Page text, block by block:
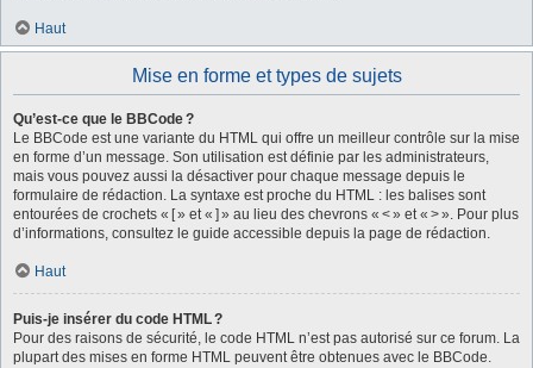
Haut
Mise en forme et types de sujets
Qu’est-ce que le BBCode ?
Le BBCode est une variante du HTML qui offre un meilleur contrôle sur la mise
en forme d’un message. Son utilisation est définie par les administrateurs,
mais vous pouvez aussi la désactiver pour chaque message depuis le
formulaire de rédaction. La syntaxe est proche du HTML : les balises sont
entourées de crochets « [ » et « ] » au lieu des chevrons « < » et « > ». Pour plus
d’informations, consultez le guide accessible depuis la page de rédaction.
Haut
Puis-je insérer du code HTML ?
Pour des raisons de sécurité, le code HTML n’est pas autorisé sur ce forum. La
plupart des mises en forme HTML peuvent être obtenues avec le BBCode.